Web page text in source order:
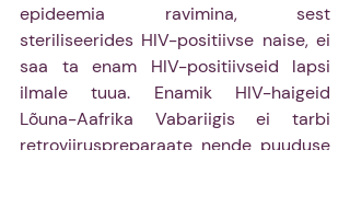
epideemia ravimina, sest
steriliseerides HIV-positiivse naise, ei
saa ta enam HIV-positiivseid lapsi
ilmale tuua. Enamik HIV-haigeid
Lõuna-Aafrika Vabariigis ei tarbi
retroviiruspreparaate nende puuduse